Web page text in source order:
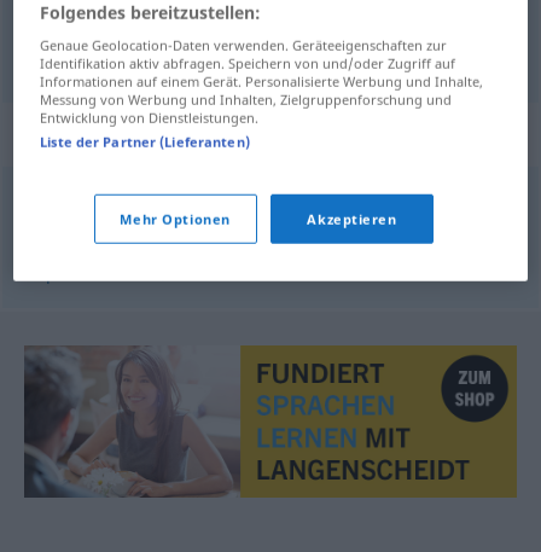
skålm ToastTrinkspruch
Synonyme für "Toast"
Trinkspruch
© OpenThesaurus.de
Folgendes bereitzustellen:
Genaue Geolocation-Daten verwenden. Geräteeigenschaften zur
Identifikation aktiv abfragen. Speichern von und/oder Zugriff auf
Informationen auf einem Gerät. Personalisierte Werbung und Inhalte,
Messung von Werbung und Inhalten, Zielgruppenforschung und
Entwicklung von Dienstleistungen.
Liste der Partner (Lieferanten)
Mehr Optionen Akzeptieren